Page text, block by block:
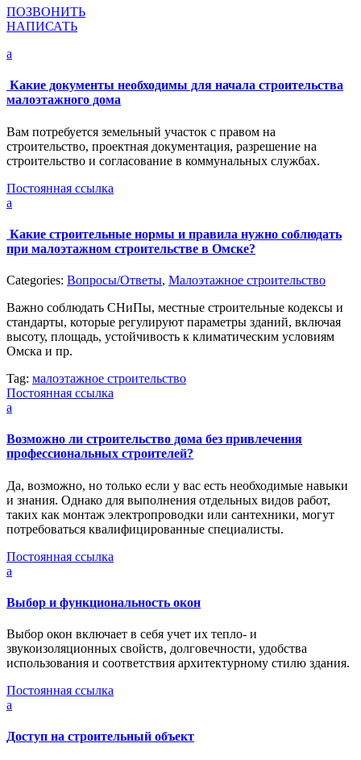
ПОЗВОНИТЬ
НАПИСАТЬ
a
Какие документы необходимы для начала строительства
малоэтажного дома
Вам потребуется земельный участок с правом на
строительство, проектная документация, разрешение на
строительство и согласование в коммунальных службах.
Постоянная ссылка
a
Какие строительные нормы и правила нужно соблюдать
при малоэтажном строительстве в Омске?
Categories: Вопросы/Ответы, Малоэтажное строительство
Важно соблюдать СНиПы, местные строительные кодексы и
стандарты, которые регулируют параметры зданий, включая
высоту, площадь, устойчивость к климатическим условиям
Омска и пр.
Tag: малоэтажное строительство
Постоянная ссылка
a
Возможно ли строительство дома без привлечения
профессиональных строителей?
Да, возможно, но только если у вас есть необходимые навыки
и знания. Однако для выполнения отдельных видов работ,
таких как монтаж электропроводки или сантехники, могут
потребоваться квалифицированные специалисты.
Постоянная ссылка
a
Выбор и функциональность окон
Выбор окон включает в себя учет их тепло- и
звукоизоляционных свойств, долговечности, удобства
использования и соответствия архитектурному стилю здания.
Постоянная ссылка
a
Доступ на строительный объект